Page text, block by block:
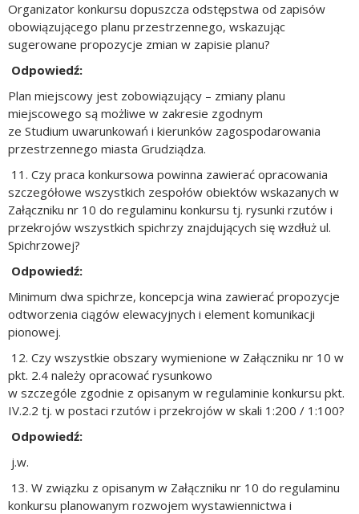
Organizator konkursu dopuszcza odstępstwa od zapisów
obowiązującego planu przestrzennego, wskazując
sugerowane propozycje zmian w zapisie planu?
Odpowiedź:
Plan miejscowy jest zobowiązujący – zmiany planu
miejscowego są możliwe w zakresie zgodnym
ze Studium uwarunkowań i kierunków zagospodarowania
przestrzennego miasta Grudziądza.
11. Czy praca konkursowa powinna zawierać opracowania
szczegółowe wszystkich zespołów obiektów wskazanych w
Załączniku nr 10 do regulaminu konkursu tj. rysunki rzutów i
przekrojów wszystkich spichrzy znajdujących się wzdłuż ul.
Spichrzowej?
Odpowiedź:
Minimum dwa spichrze, koncepcja wina zawierać propozycje
odtworzenia ciągów elewacyjnych i element komunikacji
pionowej.
12. Czy wszystkie obszary wymienione w Załączniku nr 10 w
pkt. 2.4 należy opracować rysunkowo
w szczególe zgodnie z opisanym w regulaminie konkursu pkt.
IV.2.2 tj. w postaci rzutów i przekrojów w skali 1:200 / 1:100?
Odpowiedź:
j.w.
13. W związku z opisanym w Załączniku nr 10 do regulaminu
konkursu planowanym rozwojem wystawiennictwa i